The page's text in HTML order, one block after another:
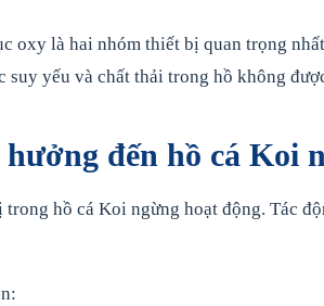
oxy là hai nhóm thiết bị quan trọng
suy yếu và chất thải trong hồ không
đến hồ cá Koi
hồ cá Koi ngừng hoạt động. Tác